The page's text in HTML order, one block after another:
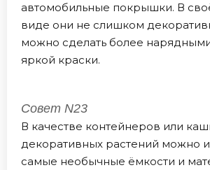
автомобильные покрышки. В
виде они не слишком
можно сделать более
яркой краски.
Совет N23
В качестве контейнеров или
декоративных растений можно
самые необычные ёмкости и